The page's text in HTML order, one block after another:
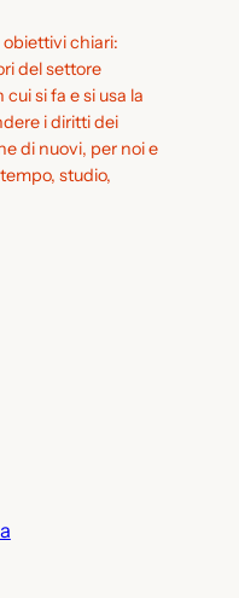
chiari:
del settore
si fa e si usa la
i diritti dei
di nuovi, per noi e
studio,